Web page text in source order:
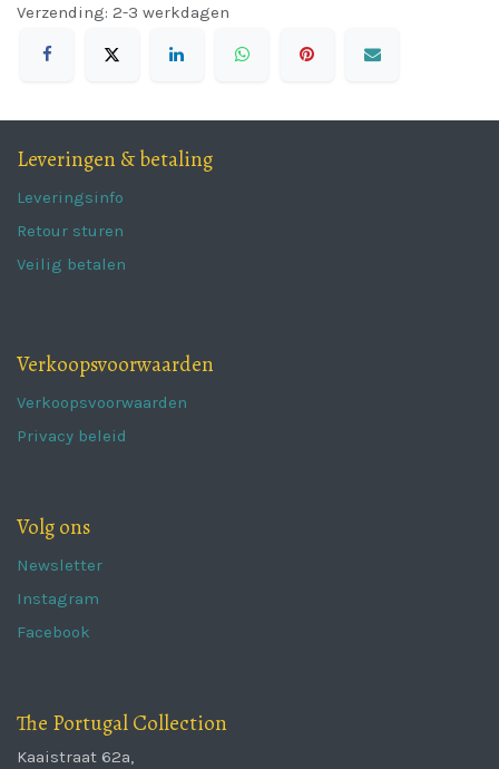
Verzending: 2-3 werkdagen
Leveringen & betaling
Leveringsinfo
Retour sturen
Veilig betalen
Verkoopsvoorwaarden
Verkoopsvoorwaarden
Privacy beleid
Volg ons
Newsletter
Instagram
Facebook
The Portugal Collection
Kaaistraat 62a,